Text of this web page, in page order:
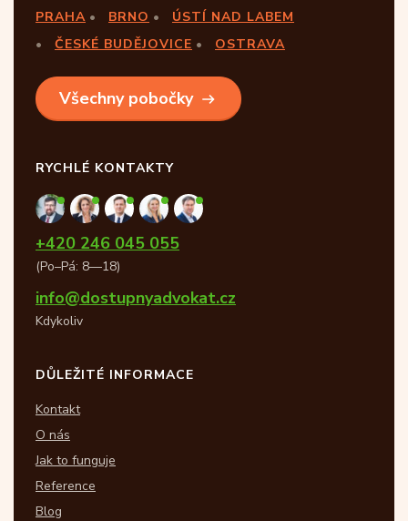
PRAHA BRNO
ÚSTÍ NAD LABEM
ČESKÉ BUDĚJOVICE
OSTRAVA
Všechny pobočky
RYCHLÉ KONTAKTY
+420 246 045 055
(Po–Pá: 8—18)
info@dostupnyadvokat.cz
Kdykoliv
DŮLEŽITÉ INFORMACE
Kontakt
O nás
Jak to funguje
Reference
Blog